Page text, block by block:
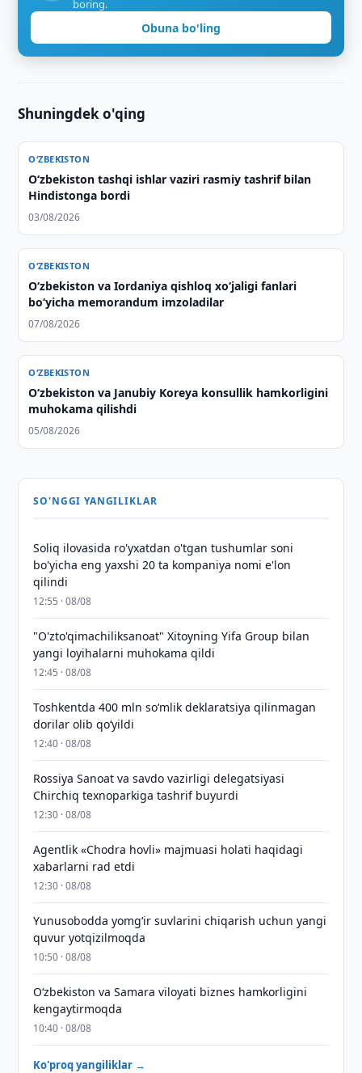
boring.
Obuna bo'ling
Shuningdek o'qing
O‘ZBEKISTON
O‘zbekiston tashqi ishlar vaziri rasmiy tashrif bilan
Hindistonga bordi
03/08/2026
O‘ZBEKISTON
Oʻzbekiston va Iordaniya qishloq xoʻjaligi fanlari
boʻyicha memorandum imzoladilar
07/08/2026
O‘ZBEKISTON
Oʻzbekiston va Janubiy Koreya konsullik hamkorligini
muhokama qilishdi
05/08/2026
SO'NGGI YANGILIKLAR
Soliq ilovasida ro'yxatdan o'tgan tushumlar soni
bo'yicha eng yaxshi 20 ta kompaniya nomi e'lon
qilindi
12:55 · 08/08
"O'zto'qimachiliksanoat" Xitoyning Yifa Group bilan
yangi loyihalarni muhokama qildi
12:45 · 08/08
Toshkentda 400 mln so‘mlik deklaratsiya qilinmagan
dorilar olib qo‘yildi
12:40 · 08/08
Rossiya Sanoat va savdo vazirligi delegatsiyasi
Chirchiq texnoparkiga tashrif buyurdi
12:30 · 08/08
Agentlik «Chodra hovli» majmuasi holati haqidagi
xabarlarni rad etdi
12:30 · 08/08
Yunusobodda yomg‘ir suvlarini chiqarish uchun yangi
quvur yotqizilmoqda
10:50 · 08/08
Oʻzbekiston va Samara viloyati biznes hamkorligini
kengaytirmoqda
10:40 · 08/08
Ko'proq yangiliklar →